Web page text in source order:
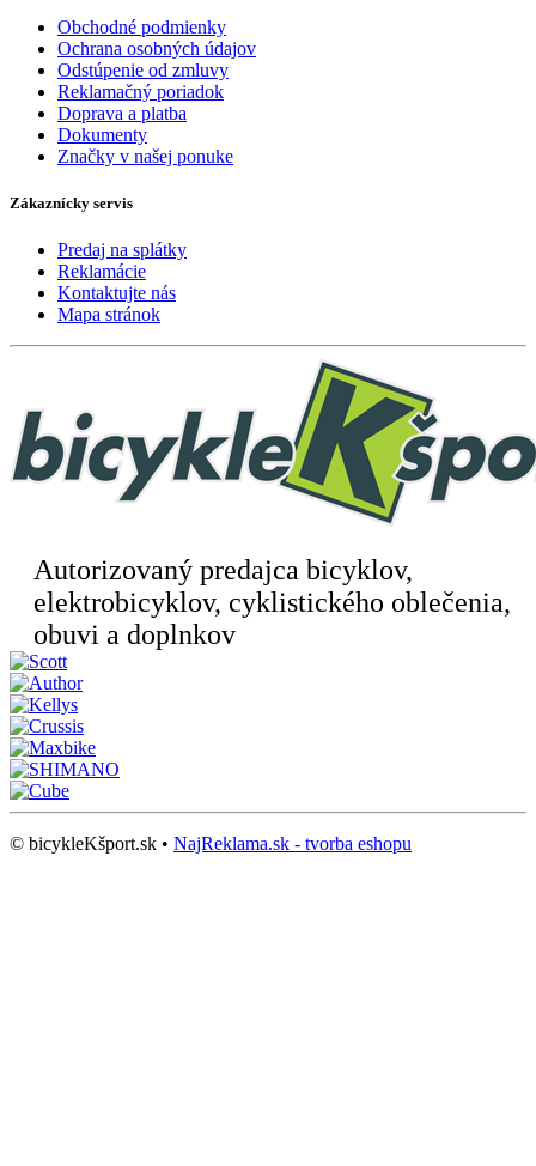
Obchodné podmienky
Ochrana osobných údajov
Odstúpenie od zmluvy
Reklamačný poriadok
Doprava a platba
Dokumenty
Značky v našej ponuke
Zákaznícky servis
Predaj na splátky
Reklamácie
Kontaktujte nás
Mapa stránok
Autorizovaný predajca bicyklov,
elektrobicyklov, cyklistického oblečenia,
obuvi a doplnkov
© bicykleKšport.sk • NajReklama.sk - tvorba eshopu